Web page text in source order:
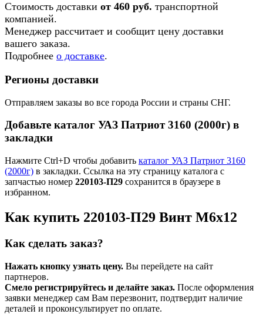
Стоимость доставки от 460 руб. транспортной
компанией.
Менеджер рассчитает и сообщит цену доставки
вашего заказа.
Подробнее о доставке.
Регионы доставки
Отправляем заказы во все города России и страны СНГ.
Добавьте каталог УАЗ Патриот 3160 (2000г) в
закладки
Нажмите Ctrl+D чтобы добавить каталог УАЗ Патриот 3160
(2000г) в закладки. Ссылка на эту страницу каталога с
запчастью номер 220103-П29 сохранится в браузере в
избранном.
Как купить 220103-П29 Винт М6х12
Как сделать заказ?
Нажать кнопку узнать цену. Вы перейдете на сайт
партнеров.
Смело регистрируйтесь и делайте заказ. После оформления
заявки менеджер сам Вам перезвонит, подтвердит наличие
деталей и проконсультирует по оплате.